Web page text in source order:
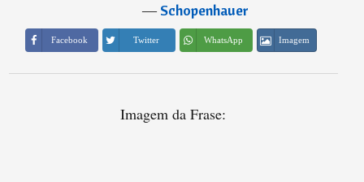
―Schopenhauer
Facebook Twitter WhatsApp Imagem
Imagem da Frase: